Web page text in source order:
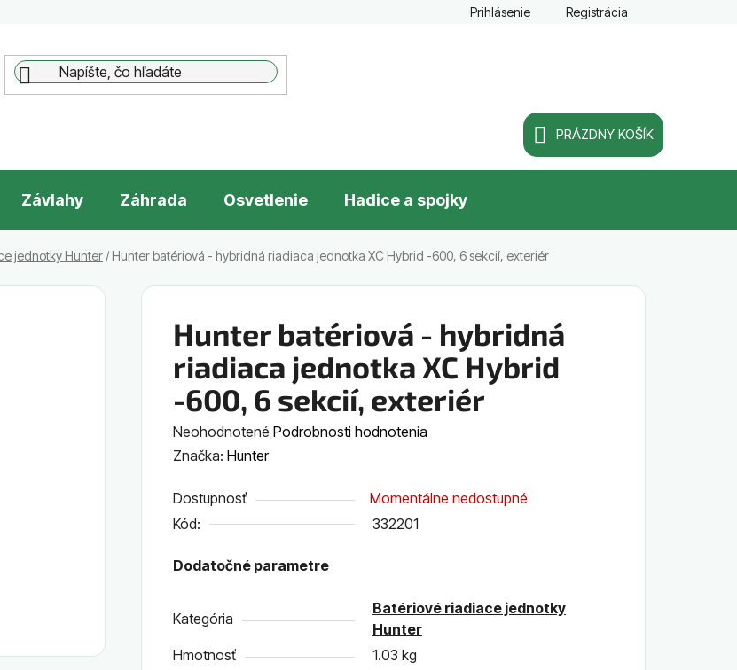
Prihlásenie Registrácia
NÁKUPNÝ
PRÁZDNY KOŠÍK
Závlahy Záhrada Osvetlenie Hadice a spojky
jednotky Hunter / Hunter batériová - hybridná riadiaca jednotka XC Hybrid -600, 6 sekcií, exteriér
Hunter batériová - hybridná
riadiaca jednotka XC Hybrid
-600, 6 sekcií, exteriér
Priemerné
hodnotenie
je
0,0
5
Neohodnotené Podrobnosti hodnotenia
Značka: Hunter
Dostupnosť
Momentálne nedostupné
Kód:
332201
Dodatočné parametre
Kategória
Batériové riadiace jednotky
Hunter
Hmotnosť
1.03 kg